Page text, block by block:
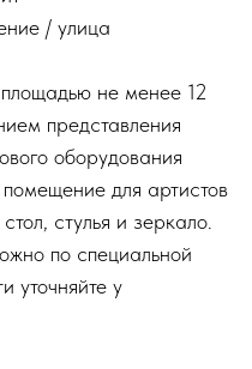
/ улица
не менее 12
представления
оборудования
для артистов
стулья и зеркало.
по специальной
уточняйте у